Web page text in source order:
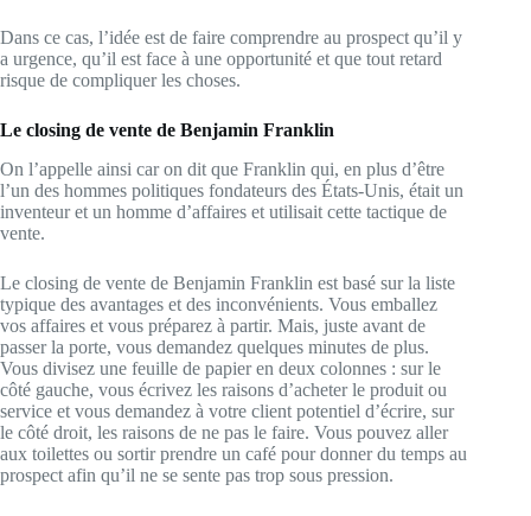
Dans ce cas, l’idée est de faire comprendre au prospect qu’il y
a urgence, qu’il est face à une opportunité et que tout retard
risque de compliquer les choses.
Le closing de vente de Benjamin Franklin
On l’appelle ainsi car on dit que Franklin qui, en plus d’être
l’un des hommes politiques fondateurs des États-Unis, était un
inventeur et un homme d’affaires et utilisait cette tactique de
vente.
Le closing de vente de Benjamin Franklin est basé sur la liste
typique des avantages et des inconvénients. Vous emballez
vos affaires et vous préparez à partir. Mais, juste avant de
passer la porte, vous demandez quelques minutes de plus.
Vous divisez une feuille de papier en deux colonnes : sur le
côté gauche, vous écrivez les raisons d’acheter le produit ou
service et vous demandez à votre client potentiel d’écrire, sur
le côté droit, les raisons de ne pas le faire. Vous pouvez aller
aux toilettes ou sortir prendre un café pour donner du temps au
prospect afin qu’il ne se sente pas trop sous pression.